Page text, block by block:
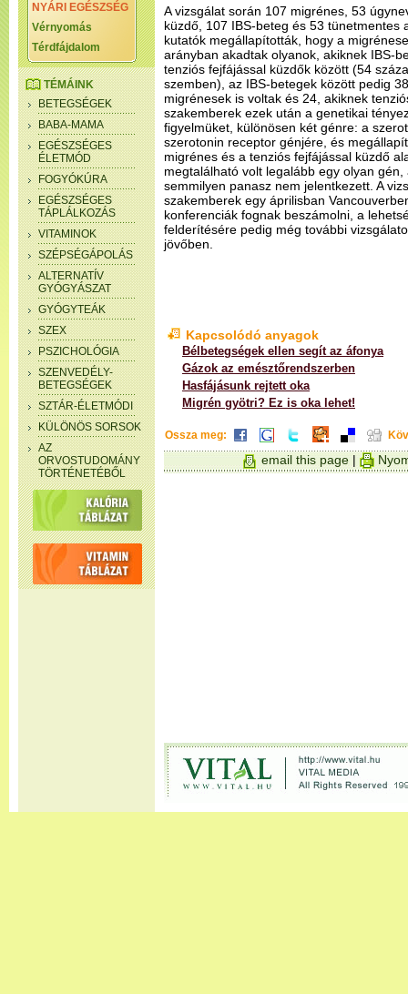
NYÁRI EGÉSZSÉG
Vérnyomás
Térdfájdalom
TÉMÁINK
BETEGSÉGEK
BABA-MAMA
EGÉSZSÉGES
ÉLETMÓD
FOGYÓKÚRA
EGÉSZSÉGES
TÁPLÁLKOZÁS
VITAMINOK
SZÉPSÉGÁPOLÁS
ALTERNATÍV
GYÓGYÁSZAT
GYÓGYTEÁK
SZEX
PSZICHOLÓGIA
SZENVEDÉLY-
BETEGSÉGEK
SZTÁR-ÉLETMÓDI
KÜLÖNÖS SORSOK
AZ
ORVOSTUDOMÁNY
TÖRTÉNETÉBŐL
A vizsgálat során 107 migrénes, 53
küzdő, 107 IBS-beteg és 53 tünetmentes
kutatók megállapították, hogy a
arányban akadtak olyanok, akiknek IBS-
tenziós fejfájással küzdők között (54
szemben), az IBS-betegek között pedig
migrénesek is voltak és 24, akiknek
szakemberek ezek után a genetikai
figyelmüket, különösen két génre: a
szerotonin receptor génjére, és
migrénes és a tenziós fejfájással küzdő
megtalálható volt legalább egy olyan
semmilyen panasz nem jelentkezett. A
szakemberek egy áprilisban
konferenciák fognak beszámolni, a
felderítésére pedig még további
jövőben.
Kapcsolódó anyagok
Bélbetegségek ellen segít az áfonya
Gázok az emésztőrendszerben
Hasfájásunk rejtett oka
Migrén gyötri? Ez is oka lehet!
Ossza meg:
email this page |